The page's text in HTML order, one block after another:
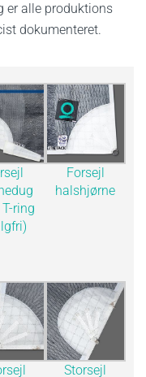
er alle produktions
dokumenteret.
ring
Forsejl
halshjørne
Storsejl